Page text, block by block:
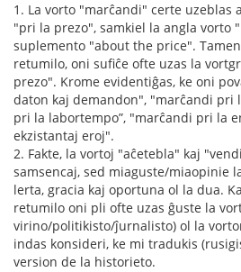
1. La vorto "marĉandi" certe uzeblas
"pri la prezo", samkiel la angla vorto
suplemento "about the price".
retumilo, oni sufiĉe ofte uzas la
prezo". Krome evidentiĝas, ke oni
daton kaj demandon", "marĉandi pri
pri la labortempo”, "marĉandi pri la
ekzistantaj eroj".
2. Fakte, la vortoj "aĉetebla" kaj
samsencaj, sed miaguste/miaopinie
lerta, gracia kaj oportuna ol la dua.
retumilo oni pli ofte uzas ĝuste la
virino/politikisto/ĵurnalisto) ol la
indas konsideri, ke mi tradukis
version de la historieto.